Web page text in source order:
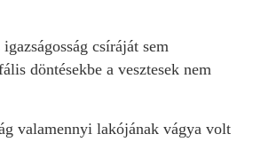
csíráját sem
döntésekbe a vesztesek nem
valamennyi lakójának vágya volt